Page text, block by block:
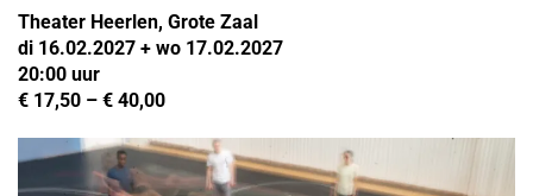
Theater Heerlen, Grote Zaal
di 16.02.2027 + wo 17.02.2027
20:00 uur
€ 17,50 – € 40,00